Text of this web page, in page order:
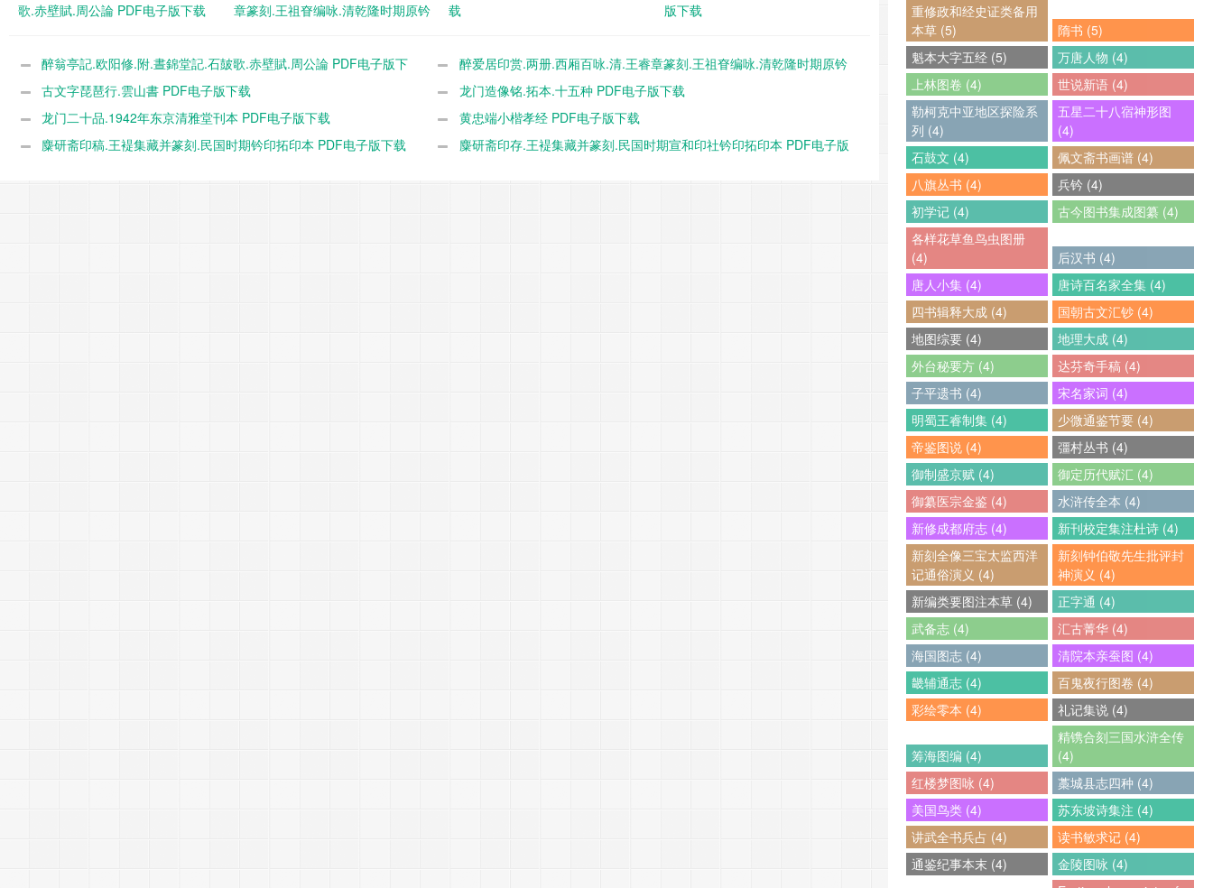
歌.赤壁賦.周公論 PDF电子版下载
章篆刻.王祖眘编咏.清乾隆时期原钤
载
版下载
醉翁亭記.欧阳修.附.晝錦堂記.石皷歌.赤壁賦.周公論 PDF电子版下
载
醉爱居印赏.两册.西厢百咏.清.王睿章篆刻.王祖眘编咏.清乾隆时期原钤
本 PDF电子版下载
古文字琵琶行.雲山書 PDF电子版下载
龙门造像铭.拓本.十五种 PDF电子版下载
龙门二十品.1942年东京清雅堂刊本 PDF电子版下载
黄忠端小楷孝经 PDF电子版下载
麋研斋印稿.王褆集藏并篆刻.民国时期钤印拓印本 PDF电子版下载
麋研斋印存.王褆集藏并篆刻.民国时期宣和印社钤印拓印本 PDF电子版
重修政和经史证类备用
本草 (5)
隋书 (5)
魁本大字五经 (5)
万唐人物 (4)
上林图卷 (4)
世说新语 (4)
勒柯克中亚地区探险系
列 (4)
五星二十八宿神形图
(4)
石鼓文 (4)
佩文斋书画谱 (4)
八旗丛书 (4)
兵钤 (4)
初学记 (4)
古今图书集成图纂 (4)
各样花草鱼鸟虫图册
(4)
后汉书 (4)
唐人小集 (4)
唐诗百名家全集 (4)
四书辑释大成 (4)
国朝古文汇钞 (4)
地图综要 (4)
地理大成 (4)
外台秘要方 (4)
达芬奇手稿 (4)
子平遗书 (4)
宋名家词 (4)
明蜀王睿制集 (4)
少微通鉴节要 (4)
帝鉴图说 (4)
彊村丛书 (4)
御制盛京赋 (4)
御定历代赋汇 (4)
御纂医宗金鉴 (4)
水浒传全本 (4)
新修成都府志 (4)
新刊校定集注杜诗 (4)
新刻全像三宝太监西洋
记通俗演义 (4)
新刻钟伯敬先生批评封
神演义 (4)
新编类要图注本草 (4)
正字通 (4)
武备志 (4)
汇古菁华 (4)
海国图志 (4)
清院本亲蚕图 (4)
畿辅通志 (4)
百鬼夜行图卷 (4)
彩绘零本 (4)
礼记集说 (4)
筹海图编 (4)
精镌合刻三国水浒全传
(4)
红楼梦图咏 (4)
藁城县志四种 (4)
美国鸟类 (4)
苏东坡诗集注 (4)
讲武全书兵占 (4)
读书敏求记 (4)
通鉴纪事本末 (4)
金陵图咏 (4)